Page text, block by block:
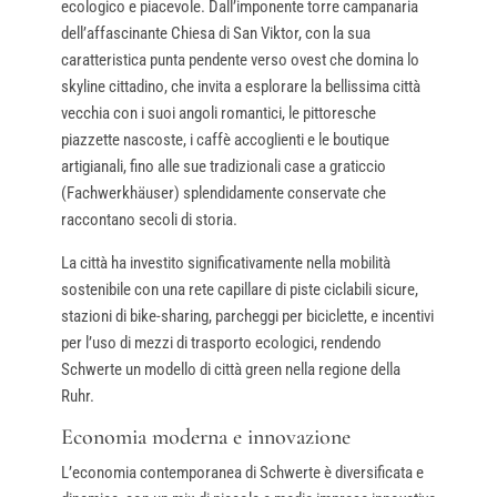
ecologico e piacevole. Dall’imponente torre campanaria
dell’affascinante Chiesa di San Viktor, con la sua
caratteristica punta pendente verso ovest che domina lo
skyline cittadino, che invita a esplorare la bellissima città
vecchia con i suoi angoli romantici, le pittoresche
piazzette nascoste, i caffè accoglienti e le boutique
artigianali, fino alle sue tradizionali case a graticcio
(Fachwerkhäuser) splendidamente conservate che
raccontano secoli di storia.
La città ha investito significativamente nella mobilità
sostenibile con una rete capillare di piste ciclabili sicure,
stazioni di bike-sharing, parcheggi per biciclette, e incentivi
per l’uso di mezzi di trasporto ecologici, rendendo
Schwerte un modello di città green nella regione della
Ruhr.
Economia moderna e innovazione
L’economia contemporanea di Schwerte è diversificata e